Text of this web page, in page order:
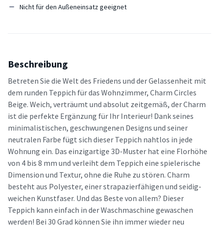
Nicht für den Außeneinsatz geeignet
Beschreibung
Betreten Sie die Welt des Friedens und der Gelassenheit mit
dem runden Teppich für das Wohnzimmer, Charm Circles
Beige. Weich, verträumt und absolut zeitgemäß, der Charm
ist die perfekte Ergänzung für Ihr Interieur! Dank seines
minimalistischen, geschwungenen Designs und seiner
neutralen Farbe fügt sich dieser Teppich nahtlos in jede
Wohnung ein. Das einzigartige 3D-Muster hat eine Florhöhe
von 4 bis 8 mm und verleiht dem Teppich eine spielerische
Dimension und Textur, ohne die Ruhe zu stören. Charm
besteht aus Polyester, einer strapazierfähigen und seidig-
weichen Kunstfaser. Und das Beste von allem? Dieser
Teppich kann einfach in der Waschmaschine gewaschen
werden! Bei 30 Grad können Sie ihn immer wieder neu